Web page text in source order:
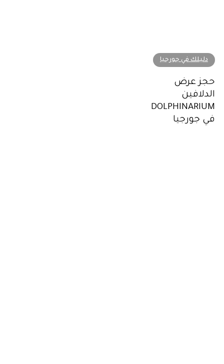
حجز
الدلافين
DOLPHINARIUM
في
جورجيا
دليلك في جورجيا
حجز عرض
الدلافين
DOLPHINARIUM
في جورجيا